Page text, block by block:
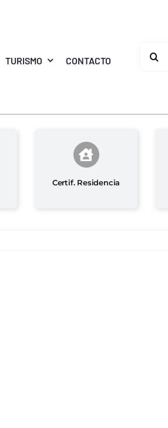
TURISMO CONTACTO
Buscar:
Certif. Residencia